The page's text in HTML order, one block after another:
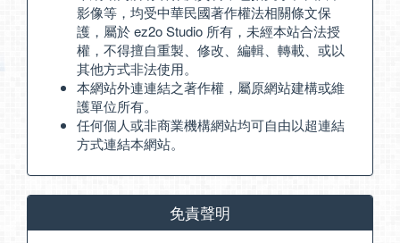
影像等，均受中華民國著作權法相關條文保
護，屬於 ez2o Studio 所有，未經本站合法授
權，不得擅自重製、修改、編輯、轉載、或以
其他方式非法使用。
本網站外連連結之著作權，屬原網站建構或維
護單位所有。
任何個人或非商業機構網站均可自由以超連結
方式連結本網站。
免責聲明